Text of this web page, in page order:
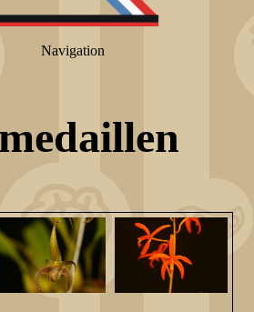
Navigation